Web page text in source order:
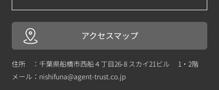
アクセスマップ
住所 ：千葉県船橋市西船４丁目26-8 スカイ21ビル 1・2階
メール： nishifuna@agent-trust.co.jp